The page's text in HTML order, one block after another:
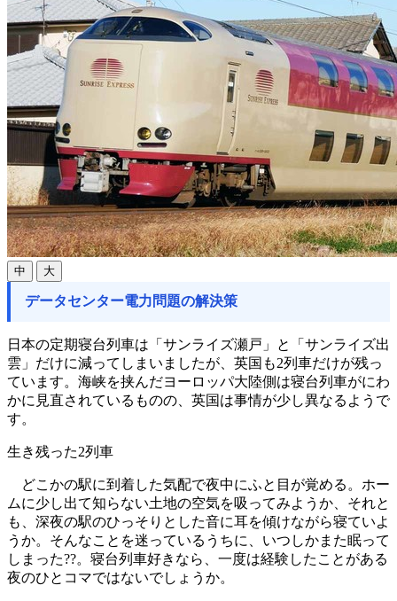
中 大
データセンター電力問題の解決策
日本の定期寝台列車は「サンライズ瀬戸」と「サンライズ出
雲」だけに減ってしまいましたが、英国も2列車だけが残っ
ています。海峡を挟んだヨーロッパ大陸側は寝台列車がにわ
かに見直されているものの、英国は事情が少し異なるようで
す。
生き残った2列車
どこかの駅に到着した気配で夜中にふと目が覚める。ホー
ムに少し出て知らない土地の空気を吸ってみようか、それと
も、深夜の駅のひっそりとした音に耳を傾けながら寝ていよ
うか。そんなことを迷っているうちに、いつしかまた眠って
しまった??。寝台列車好きなら、一度は経験したことがある
夜のひとコマではないでしょうか。